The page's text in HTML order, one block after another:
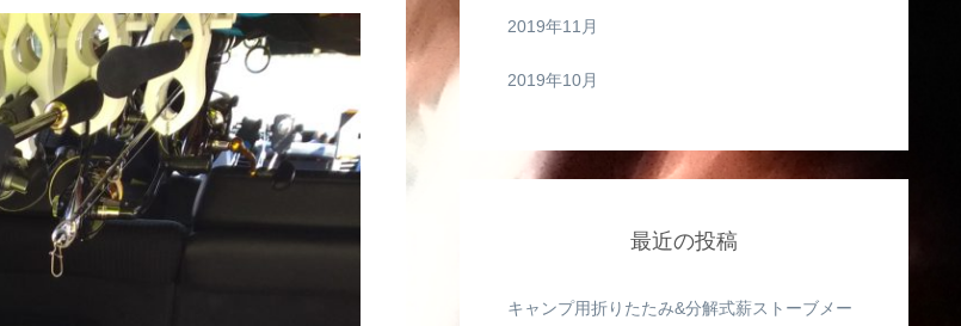
2019年11月
2019年10月
最近の投稿
キャンプ用折りたたみ&分解式薪ストーブメー